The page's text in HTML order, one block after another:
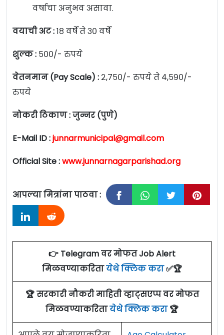
वर्षाचा अनुभव असावा.
वयाची अट :१८ वर्षे ते ३० वर्षे
शुल्क : ५००/- रुपये
वेतनमान (Pay Scale) : २,७५०/- रुपये ते ४,५९०/-
रुपये
नोकरी ठिकाण :जुन्नर (पुणे)
E-Mail ID :junnarmunicipal@gmail.com
Official Site :www.junnarnagarparishad.org
आपल्या मित्रांना पाठवा :
👉 Telegram वर मोफत Job Alert
मिळवण्याकरितायेथे क्लिक करा✅🏆
🏆 सरकारी नौकरी माहिती व्हाट्सएप्प वर मोफत
मिळवण्याकरितायेथे क्लिक करा🏆